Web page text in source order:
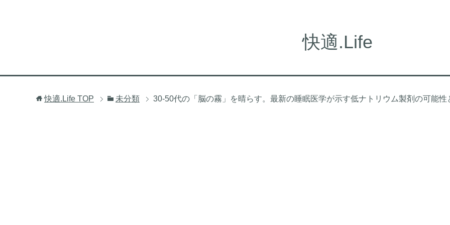
快適.Life
快適.Life TOP 未分類 30-50代の「脳の霧」を晴らす。最新の睡眠医学が示す低ナトリウム製剤の可能性